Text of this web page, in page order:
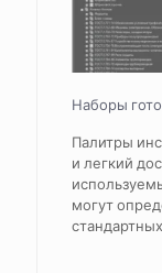
Наборы
Палитры
и легкий
могут